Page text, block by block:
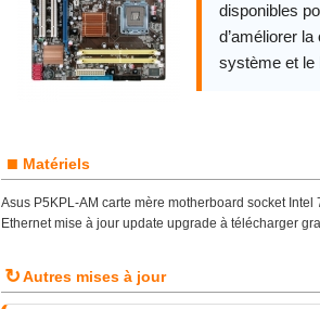
disponibles
d’améliorer
système et le
■ Matériels
Asus P5KPL-AM carte mère motherboard socket
Ethernet mise à jour update upgrade à télécharger
↻Autres mises à jour